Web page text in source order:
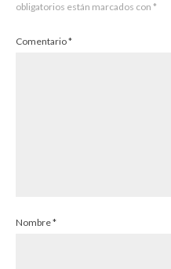
obligatorios están marcados con *
Comentario*
Nombre*